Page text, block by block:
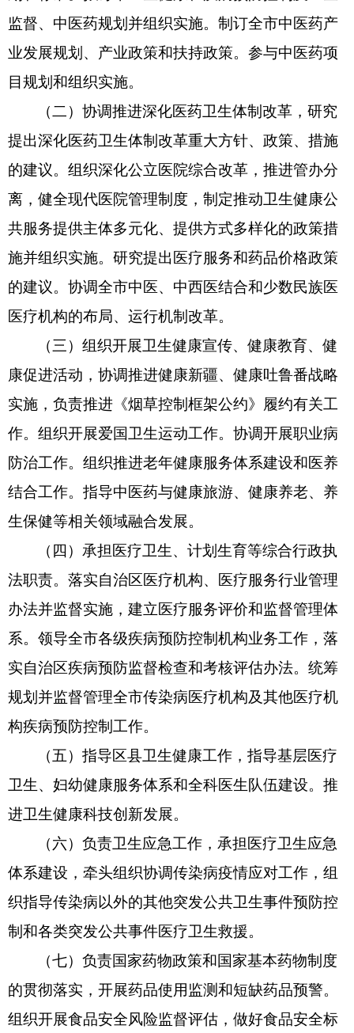
监督、中医药规划并组织实施。制订全市中医药产
业发展规划、产业政策和扶持政策。参与中医药项
目规划和组织实施。
（二）协调推进深化医药卫生体制改革，研究
提出深化医药卫生体制改革重大方针、政策、措施
的建议。组织深化公立医院综合改革，推进管办分
离，健全现代医院管理制度，制定推动卫生健康公
共服务提供主体多元化、提供方式多样化的政策措
施并组织实施。研究提出医疗服务和药品价格政策
的建议。协调全市中医、中西医结合和少数民族医
医疗机构的布局、运行机制改革。
（三）组织开展卫生健康宣传、健康教育、健
康促进活动，协调推进健康新疆、健康吐鲁番战略
实施，负责推进《烟草控制框架公约》履约有关工
作。组织开展爱国卫生运动工作。协调开展职业病
防治工作。组织推进老年健康服务体系建设和医养
结合工作。指导中医药与健康旅游、健康养老、养
生保健等相关领域融合发展。
（四）承担医疗卫生、计划生育等综合行政执
法职责。落实自治区医疗机构、医疗服务行业管理
办法并监督实施，建立医疗服务评价和监督管理体
系。领导全市各级疾病预防控制机构业务工作，落
实自治区疾病预防监督检查和考核评估办法。统筹
规划并监督管理全市传染病医疗机构及其他医疗机
构疾病预防控制工作。
（五）指导区县卫生健康工作，指导基层医疗
卫生、妇幼健康服务体系和全科医生队伍建设。推
进卫生健康科技创新发展。
（六）负责卫生应急工作，承担医疗卫生应急
体系建设，牵头组织协调传染病疫情应对工作，组
织指导传染病以外的其他突发公共卫生事件预防控
制和各类突发公共事件医疗卫生救援。
（七）负责国家药物政策和国家基本药物制度
的贯彻落实，开展药品使用监测和短缺药品预警。
组织开展食品安全风险监督评估，做好食品安全标